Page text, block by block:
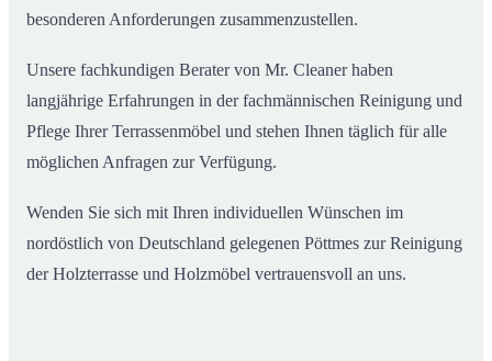
besonderen Anforderungen zusammenzustellen.
Unsere fachkundigen Berater von Mr. Cleaner haben
langjährige Erfahrungen in der fachmännischen Reinigung und
Pflege Ihrer Terrassenmöbel und stehen Ihnen täglich für alle
möglichen Anfragen zur Verfügung.
Wenden Sie sich mit Ihren individuellen Wünschen im
nordöstlich von Deutschland gelegenen Pöttmes zur Reinigung
der Holzterrasse und Holzmöbel vertrauensvoll an uns.